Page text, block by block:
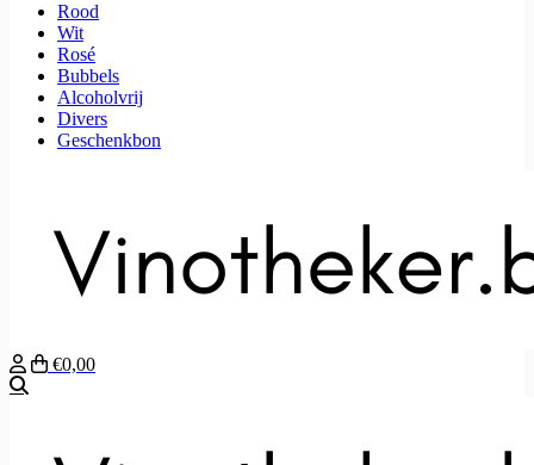
Rood
Wit
Rosé
Bubbels
Alcoholvrij
Divers
Geschenkbon
€0,00